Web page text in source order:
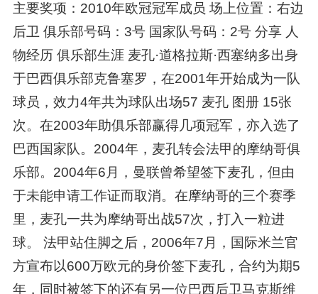
主要奖项：2010年欧冠冠军成员 场上位置：右边
后卫 俱乐部号码：3号 国家队号码：2号 分享 人
物经历 俱乐部生涯 麦孔·道格拉斯·西塞纳多出身
于巴西俱乐部克鲁塞罗，在2001年开始成为一队
球员，效力4年共为球队出场57 麦孔 图册 15张
次。在2003年助俱乐部赢得几项冠军，亦入选了
巴西国家队。2004年，麦孔转会法甲的摩纳哥俱
乐部。2004年6月，曼联曾希望签下麦孔，但由
于未能申请工作证而取消。在摩纳哥的三个赛季
里，麦孔一共为摩纳哥出战57次，打入一粒进
球。 法甲站住脚之后，2006年7月，国际米兰官
方宣布以600万欧元的身价签下麦孔，合约为期5
年，同时被签下的还有另一位巴西后卫马克斯维